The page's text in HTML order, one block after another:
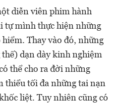
diễn viên phim hành
tự mình thực hiện những
Thay vào đó, những
dạn dày kinh nghiệm
thể cho ra đời những
thiểu tối đa những tai nạn
liệt. Tuy nhiên cũng có